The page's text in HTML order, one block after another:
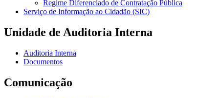
Regime Diferenciado de Contratação Pública
Serviço de Informação ao Cidadão (SIC)
Unidade de Auditoria Interna
Auditoria Interna
Documentos
Comunicação